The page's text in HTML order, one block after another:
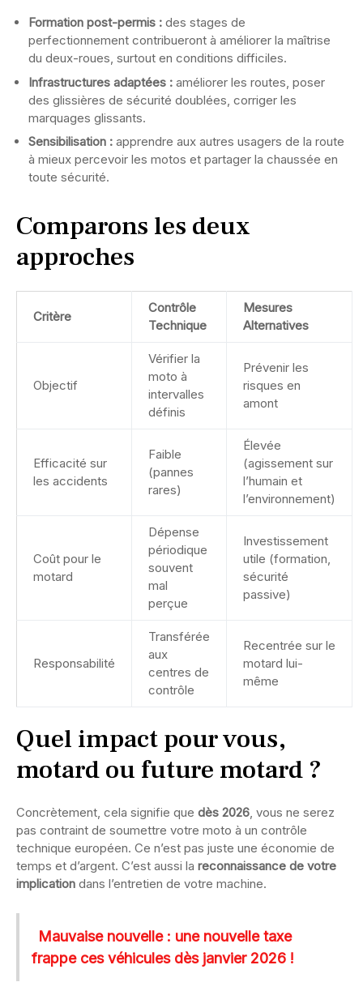
Formation post-permis : des stages de
perfectionnement contribueront à améliorer la maîtrise
du deux-roues, surtout en conditions difficiles.
Infrastructures adaptées : améliorer les routes, poser
des glissières de sécurité doublées, corriger les
marquages glissants.
Sensibilisation : apprendre aux autres usagers de la route
à mieux percevoir les motos et partager la chaussée en
toute sécurité.
Comparons les deux
approches
Critère
Contrôle
Technique
Mesures
Alternatives
Objectif
Vérifier la
moto à
intervalles
définis
Prévenir les
risques en
amont
Efficacité sur
les accidents
Faible
(pannes
rares)
Élevée
(agissement sur
l’humain et
l’environnement)
Coût pour le
motard
Dépense
périodique
souvent
mal
perçue
Investissement
utile (formation,
sécurité
passive)
Responsabilité
Transférée
aux
centres de
contrôle
Recentrée sur le
motard lui-
même
Quel impact pour vous,
motard ou future motard ?
Concrètement, cela signifie que dès 2026, vous ne serez
pas contraint de soumettre votre moto à un contrôle
technique européen. Ce n’est pas juste une économie de
temps et d’argent. C’est aussi la reconnaissance de votre
implication dans l’entretien de votre machine.
Mauvaise nouvelle : une nouvelle taxe
frappe ces véhicules dès janvier 2026 !